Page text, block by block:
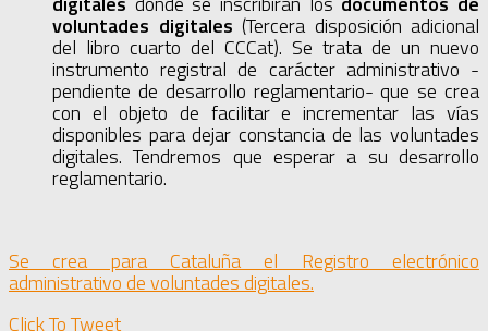
voluntades digitales (Tercera disposición adicional
del libro cuarto del CCCat). Se trata de un nuevo
instrumento registral de carácter administrativo -
pendiente de desarrollo reglamentario- que se crea
con el objeto de facilitar e incrementar las vías
disponibles para dejar constancia de las voluntades
digitales. Tendremos que esperar a su desarrollo
reglamentario.
Se crea para Cataluña el Registro electrónico
administrativo de voluntades digitales.
Click To Tweet